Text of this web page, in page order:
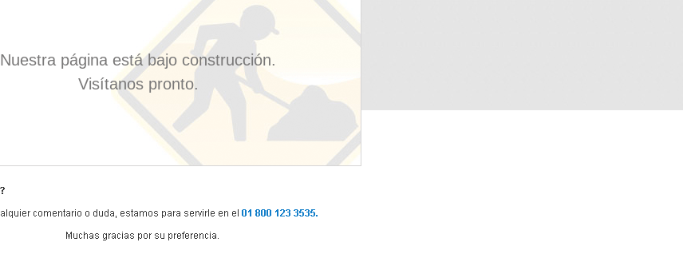
Nuestra página está bajo construcción.
Visítanos pronto.